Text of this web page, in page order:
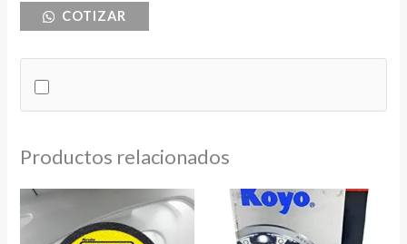
ROSCA
ML
CAPILAR
cantidad
COTIZAR
Productos relacionados